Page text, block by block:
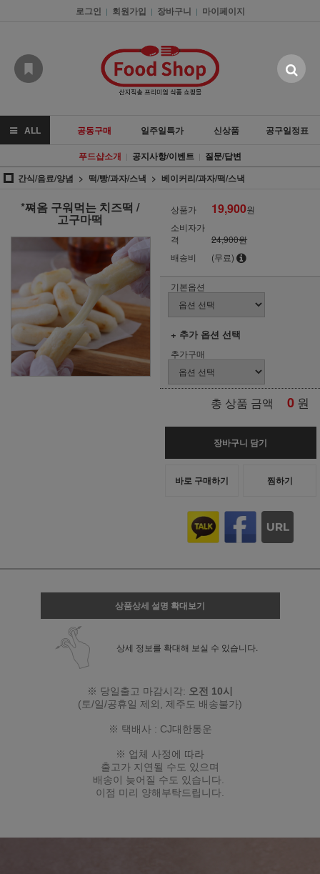
로그인 | 회원가입 | 장바구니 | 마이페이지
ALL 공동구매 일주일특가 신상품
공구일정표
푸드샵소개 | 공지사항/이벤트 | 질문/답변
간식/음료/양념
떡/빵/과자/스낵 베이커리/과자/떡/스낵
*쪄옴 구워먹는 치즈떡 /
고구마떡
상품가 19,900원
소비자가
격
24,900원
배송비
(무료)
기본옵션
+ 추가 옵션 선택
추가구매
총 상품 금액 0 원
장바구니 담기
바로 구매하기 찜하기
상품상세 설명 확대보기
상세 정보를 확대해 보실 수 있습니다.
※ 당일출고 마감시각: 오전 10시
(토/일/공휴일 제외
, 제주도 배송불가)
※ 택배사 : CJ대한통운
※ 업체 사정에 따라
출고가 지연될 수도 있으며
배송이 늦어질 수도 있습니다.
이점 미리 양해부탁드립니다.